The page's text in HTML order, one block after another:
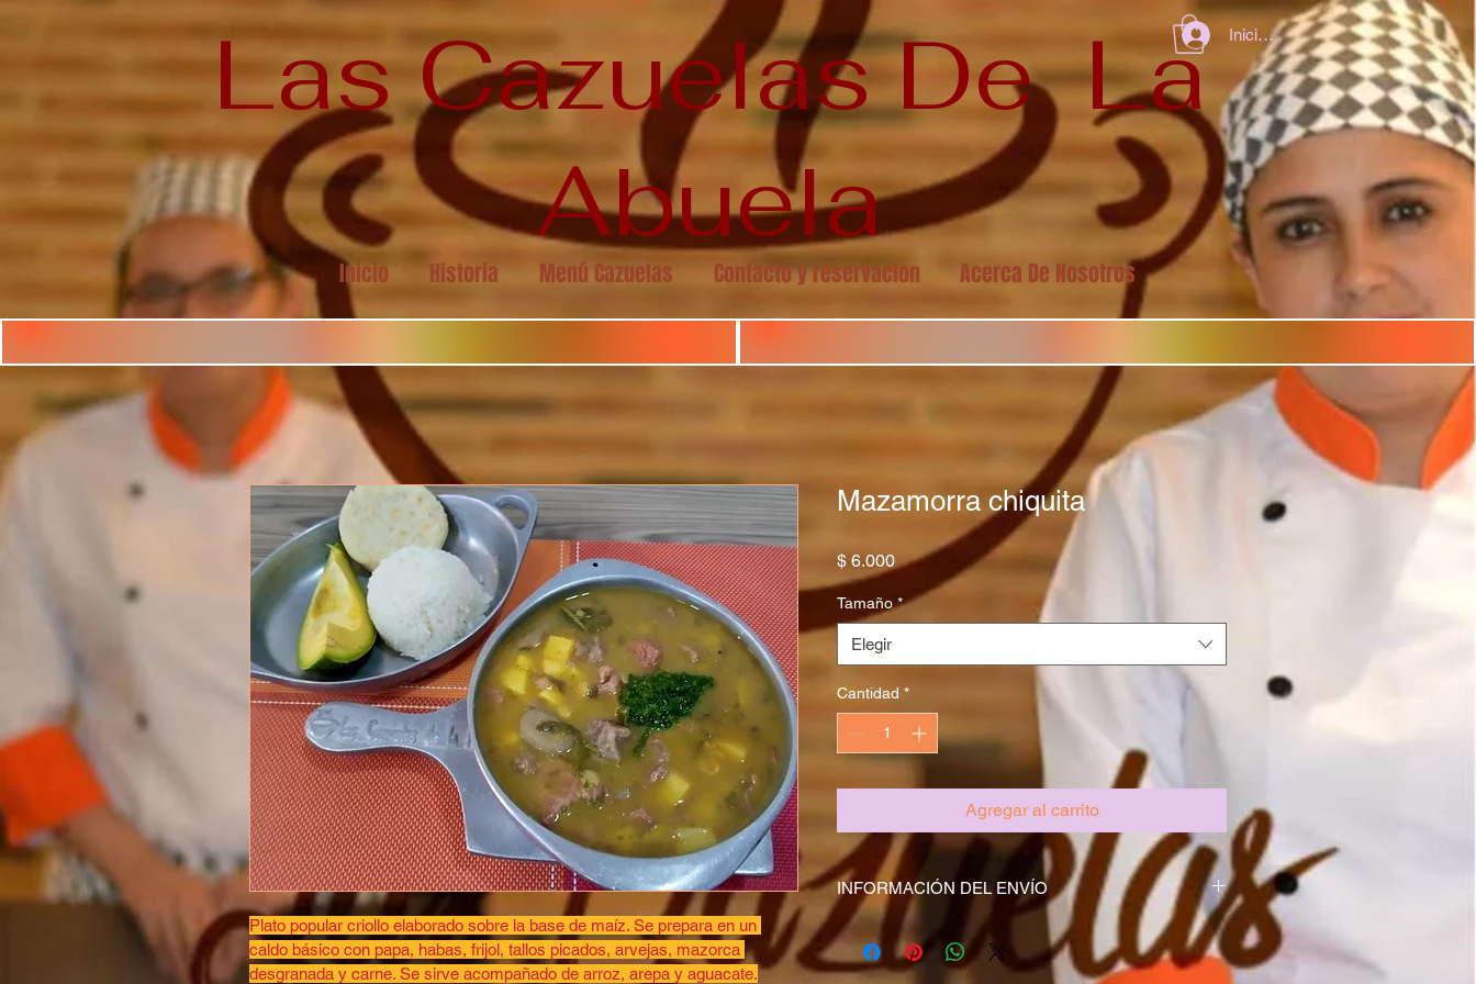
Las Cazuelas De La
Abuela
Inicio Historia Menú Cazuelas Contacto y reservacion Acerca De Nosotros
Iniciar sesión
Plato popular criollo elaborado sobre la base de maíz. Se prepara en un
caldo básico con papa, habas, frijol, tallos picados, arvejas, mazorca
desgranada y carne. Se sirve acompañado de arroz, arepa y aguacate.
Mazamorra chiquita
$ 6.000Precio
Tamaño *
Elegir
Cantidad *
Agregar al carrito
INFORMACIÓN DEL ENVÍO
Soy la Política de envío. Soy el lugar ideal para agregar
información sobre tus métodos de envío, costos y
embalaje. Ofrecer una política de reembolso clara y